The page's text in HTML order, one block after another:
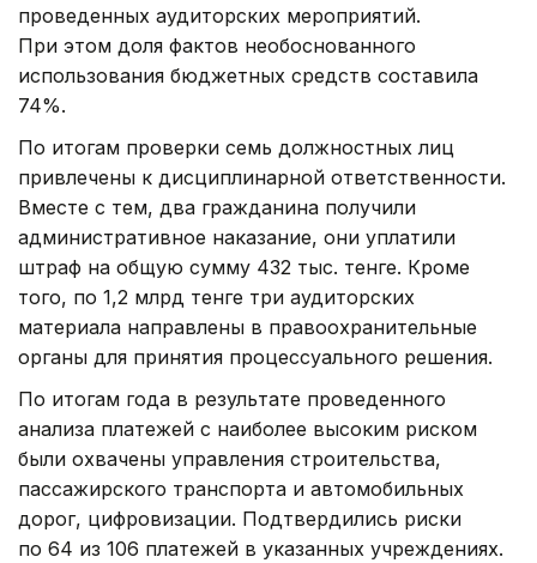
проведенных аудиторских мероприятий.
При этом доля фактов необоснованного
использования бюджетных средств составила
74%.
По итогам проверки семь должностных лиц
привлечены к дисциплинарной ответственности.
Вместе с тем, два гражданина получили
административное наказание, они уплатили
штраф на общую сумму 432 тыс. тенге. Кроме
того, по 1,2 млрд тенге три аудиторских
материала направлены в правоохранительные
органы для принятия процессуального решения.
По итогам года в результате проведенного
анализа платежей с наиболее высоким риском
были охвачены управления строительства,
пассажирского транспорта и автомобильных
дорог, цифровизации. Подтвердились риски
по 64 из 106 платежей в указанных учреждениях.